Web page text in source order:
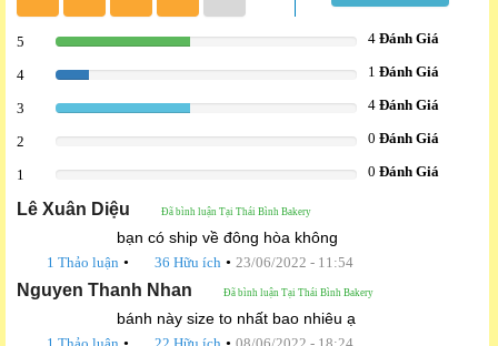
5 44.444444444444% 4Đánh Giá
4 11.111111111111% 1Đánh Giá
3 44.444444444444% 4Đánh Giá
2 0Đánh Giá
1 0Đánh Giá
Lê Xuân Diệu Đã bình luận Tại Thái Bình Bakery
bạn có ship về đông hòa không
1 Thảo luận • 36 Hữu ích • 23/06/2022 - 11:54
Nguyen Thanh Nhan Đã bình luận Tại Thái Bình Bakery
bánh này size to nhất bao nhiêu ạ
• •